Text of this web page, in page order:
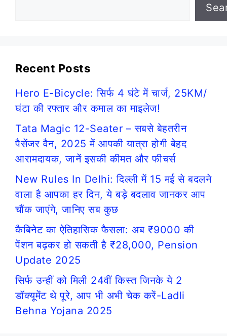
Recent Posts
Hero E-Bicycle: सिर्फ 4 घंटे में चार्ज, 25KM/
घंटा की रफ्तार और कमाल का माइलेज!
Tata Magic 12-Seater – सबसे बेहतरीन
पैसेंजर वैन, 2025 में आपकी यात्रा होगी बेहद
आरामदायक, जानें इसकी कीमत और फीचर्स
New Rules In Delhi: दिल्ली में 15 मई से बदलने
वाला है आपका हर दिन, ये बड़े बदलाव जानकर आप
चौंक जाएंगे, जानिए सब कुछ
कैबिनेट का ऐतिहासिक फैसला: अब ₹9000 की
पेंशन बढ़कर हो सकती है ₹28,000, Pension
Update 2025
सिर्फ उन्हीं को मिली 24वीं किस्त जिनके ये 2
डॉक्यूमेंट थे पूरे, आप भी अभी चेक करें-Ladli
Behna Yojana 2025